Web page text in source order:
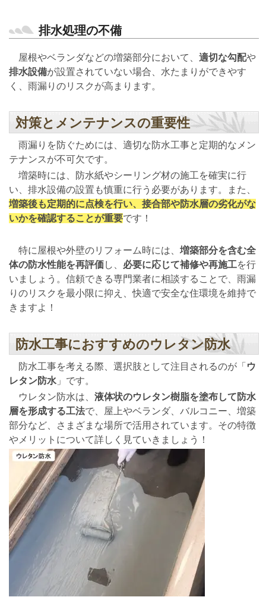
排水処理の不備
屋根やベランダなどの増築部分において、 適切な勾配や
排水設備が設置されていない場合、水たまりができやす
く、雨漏りのリスクが高まります。
対策とメンテナンスの重要性
雨漏りを防ぐためには、適切な防水工事と定期的なメン
テナンスが不可欠です。
増築時には、防水紙やシーリング材の施工を確実に行
い、排水設備の設置も慎重に行う必要があります。また、
増築後も定期的に点検を行い、接合部や防水層の劣化がな
いかを確認することが重要です！
特に屋根や外壁のリフォーム時には、 増築部分を含む全
体の防水性能を再評価し、 必要に応じて補修や再施工を行
いましょう。信頼できる専門業者に相談することで、雨漏
りのリスクを最小限に抑え、快適で安全な住環境を維持で
きますよ！
防水工事におすすめのウレタン防水
防水工事を考える際、選択肢として注目されるのが「 ウ
レタン防水」です。
ウレタン防水は、 液体状のウレタン樹脂を塗布して防水
層を形成する工法で、屋上やベランダ、バルコニー、増築
部分など、さまざまな場所で活用されています。その特徴
やメリットについて詳しく見ていきましょう！